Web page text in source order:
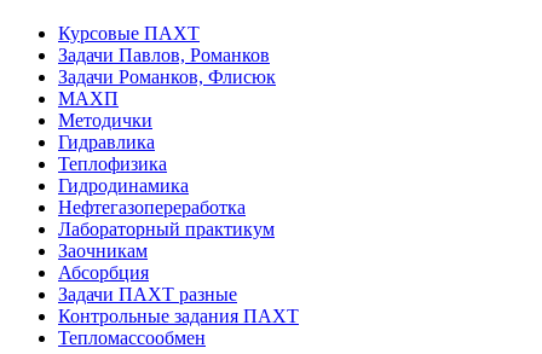
Курсовые ПАХТ
Задачи Павлов, Романков
Задачи Романков, Флисюк
МАХП
Методички
Гидравлика
Теплофизика
Гидродинамика
Нефтегазопереработка
Лабораторный практикум
Заочникам
Абсорбция
Задачи ПАХТ разные
Контрольные задания ПАХТ
Тепломассообмен